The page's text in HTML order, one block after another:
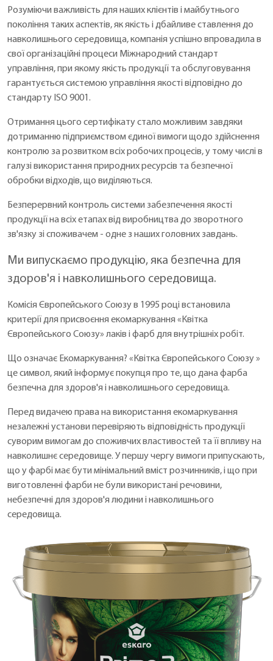
Розуміючи важливість для наших клієнтів і майбутнього
покоління таких аспектів, як якість і дбайливе ставлення до
навколишнього середовища, компанія успішно впровадила в
свої організаційні процеси Міжнародний стандарт
управління, при якому якість продукції та обслуговування
гарантується системою управління якості відповідно до
стандарту ISO 9001.
Отримання цього сертифікату стало можливим завдяки
дотриманню підприємством єдиної вимоги щодо здійснення
контролю за розвитком всіх робочих процесів, у тому числі в
галузі використання природних ресурсів та безпечної
обробки відходів, що виділяються.
Безперервний контроль системи забезпечення якості
продукції на всіх етапах від виробництва до зворотного
зв'язку зі споживачем - одне з наших головних завдань.
Ми випускаємо продукцію, яка безпечна для
здоров'я і навколишнього середовища.
Комісія Європейського Союзу в 1995 році встановила
критерії для присвоєння екомаркування «Квітка
Європейського Союзу» лаків і фарб для внутрішніх робіт.
Що означає Екомаркування? «Квітка Європейського Союзу »
це символ, який інформує покупця про те, що дана фарба
безпечна для здоров'я і навколишнього середовища.
Перед видачею права на використання екомаркування
незалежні установи перевіряють відповідність продукції
суворим вимогам до споживчих властивостей та її впливу на
навколишнє середовище. У першу чергу вимоги припускають,
що у фарбі має бути мінімальний вміст розчинників, і що при
виготовленні фарби не були використані речовини,
небезпечні для здоров'я людини і навколишнього
середовища.